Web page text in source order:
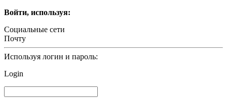
Войти, используя:
Социальные сети
Почту
Используя логин и пароль:
Login